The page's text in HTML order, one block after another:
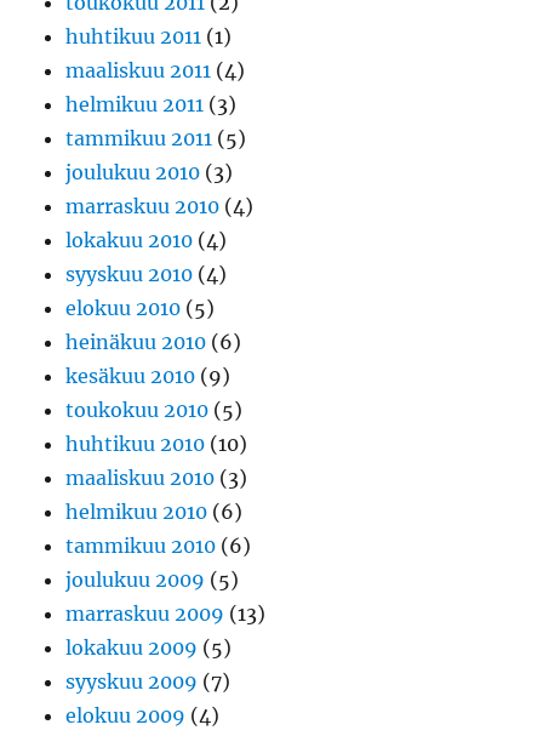
huhtikuu 2011 (1)
maaliskuu 2011 (4)
helmikuu 2011 (3)
tammikuu 2011 (5)
joulukuu 2010 (3)
marraskuu 2010 (4)
lokakuu 2010 (4)
syyskuu 2010 (4)
elokuu 2010 (5)
heinäkuu 2010 (6)
kesäkuu 2010 (9)
toukokuu 2010 (5)
huhtikuu 2010 (10)
maaliskuu 2010 (3)
helmikuu 2010 (6)
tammikuu 2010 (6)
joulukuu 2009 (5)
marraskuu 2009 (13)
lokakuu 2009 (5)
syyskuu 2009 (7)
elokuu 2009 (4)